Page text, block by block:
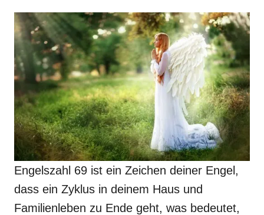
Engelszahl 69 ist ein Zeichen deiner Engel,
dass ein Zyklus in deinem Haus und
Familienleben zu Ende geht, was bedeutet,